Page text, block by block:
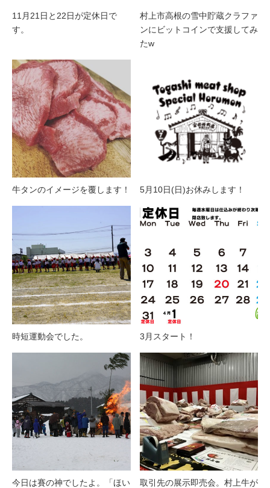
11月21日と22日が定休日で
す。
村上市高根の雪中貯蔵クラファ
ンにビットコインで支援してみ
たw
牛タンのイメージを覆します！ 5月10日(日)お休みします！
時短運動会でした。 3月スタート！
今日は賽の神でしたよ。「ほい
取引先の展示即売会。村上牛が